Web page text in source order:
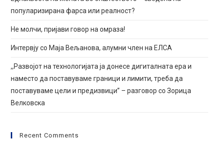
популаризирана фарса или реалност?
Не молчи, пријави говор на омраза!
Интервју со Маја Вељанова, алумни член на ЕЛСА
,,Развојот на технологијата ја донесе дигиталната ера и
наместо да поставуваме граници и лимити, требa да
поставуваме цели и предизвици” – разговор со Зорица
Велковска
Recent Comments